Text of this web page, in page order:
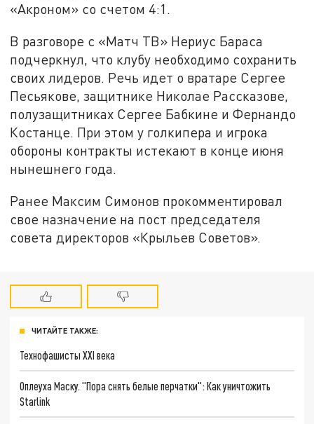
«Акроном» со счетом 4:1.
В разговоре с «Матч ТВ» Нериус Бараса
подчеркнул, что клубу необходимо сохранить
своих лидеров. Речь идет о вратаре Сергее
Песьякове, защитнике Николае Рассказове,
полузащитниках Сергее Бабкине и Фернандо
Костанце. При этом у голкипера и игрока
обороны контракты истекают в конце июня
нынешнего года.
Ранее Максим Симонов прокомментировал
свое назначение на пост председателя
совета директоров «Крыльев Советов».
ЧИТАЙТЕ ТАКЖЕ:
Технофашисты XXI века
Оплеуха Маску. "Пора снять белые перчатки": Как уничтожить
Starlink